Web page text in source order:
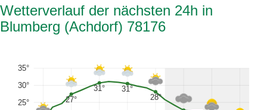
Wetterverlauf der nächsten 24h in
Blumberg (Achdorf) 78176
25°
30°
35°
27°
31° 31°
28°